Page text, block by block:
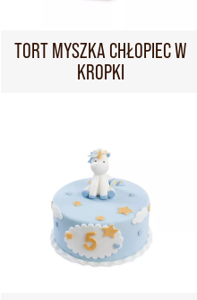
TORT MYSZKA CHŁOPIEC W
KROPKI